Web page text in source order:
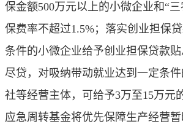
保金额500万元以上的小微企业和“
保费率不超过1.5%；落实创业担保
条件的小微企业给予创业担保贷款
尽贷，对吸纳带动就业达到一定条
社等经营主体，可给予3万至15万元
应急周转基金将优先保障生产经营